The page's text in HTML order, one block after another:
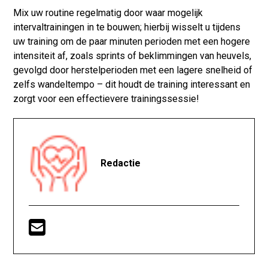
Mix uw routine regelmatig door waar mogelijk
intervaltrainingen in te bouwen; hierbij wisselt u tijdens
uw training om de paar minuten perioden met een hogere
intensiteit af, zoals sprints of beklimmingen van heuvels,
gevolgd door herstelperioden met een lagere snelheid of
zelfs wandeltempo – dit houdt de training interessant en
zorgt voor een effectievere trainingssessie!
Redactie